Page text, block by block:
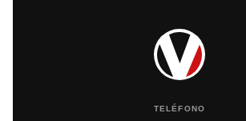
TELÉFONO